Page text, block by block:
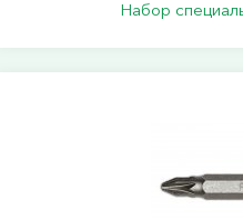
Набор